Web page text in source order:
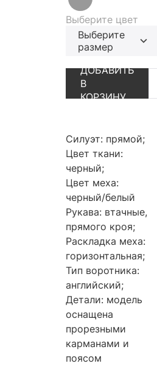
ПЕРЕЙТИ В
Выберите цвет
Выберите
размер
ДОБАВИТЬ
В
КОРЗИНУ
Силуэт: прямой;
Цвет ткани:
черный;
Цвет меха:
черный/белый
Рукава: втачные,
прямого кроя;
Раскладка меха:
горизонтальная;
Тип воротника:
английский;
Детали: модель
оснащена
прорезными
карманами и
поясом